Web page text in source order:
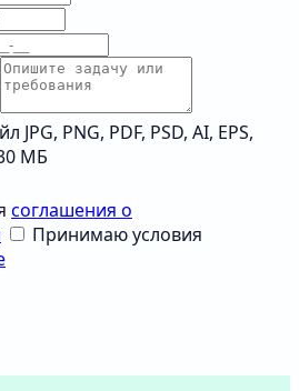
JPG, PNG, PDF, PSD, AI, EPS,
МБ
соглашения о
Принимаю условия